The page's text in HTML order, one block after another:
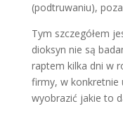
(podtruwaniu),
Tym szczegółem
dioksyn nie są
raptem kilka dni w
firmy, w konkretnie
wyobrazić jakie to